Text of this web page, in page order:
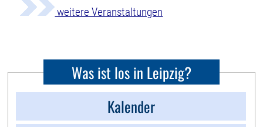
weitere Veranstaltungen
Was ist los in Leipzig?
Kalender